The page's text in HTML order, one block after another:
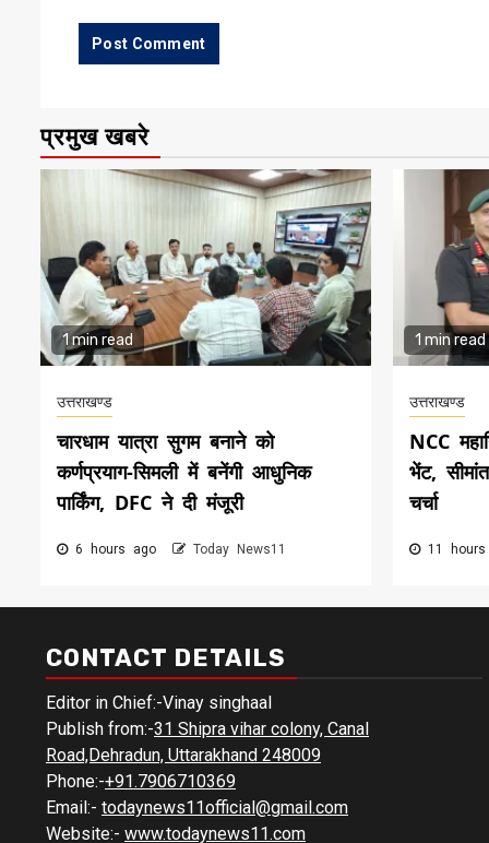
प्रमुख खबरे
1 min read
उत्तराखण्ड
चारधाम यात्रा सुगम बनाने को
कर्णप्रयाग-सिमली में बनेंगी आधुनिक
पार्किंग, DFC ने दी मंजूरी
6 hours ago Today News11
1 min read
उत्तराखण्ड
NCC
भेंट,
चर्चा
11 hours
CONTACT DETAILS
Editor in Chief:-Vinay singhaal
Publish from:-31 Shipra vihar colony, Canal
Road,Dehradun, Uttarakhand 248009
Phone:-+91.7906710369
Email:- todaynews11official@gmail.com
Website:- www.todaynews11.com